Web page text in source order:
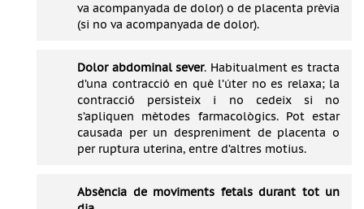
va acompanyada de dolor) o de placenta prèvia
(si no va acompanyada de dolor).
Dolor abdominal sever. Habitualment es tracta
d’una contracció en què l’úter no es relaxa; la
contracció persisteix i no cedeix si no
s’apliquen mètodes farmacològics. Pot estar
causada per un despreniment de placenta o
per ruptura uterina, entre d’altres motius.
Absència de moviments fetals durant tot un